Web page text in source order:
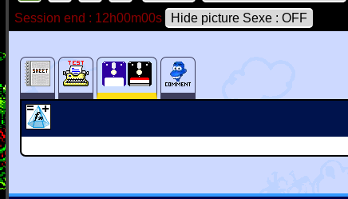
Session end : 12h00m00s
Hide picture Sexe : OFF